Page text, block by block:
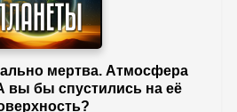
мертва. Атмосфера
вы бы спустились на её